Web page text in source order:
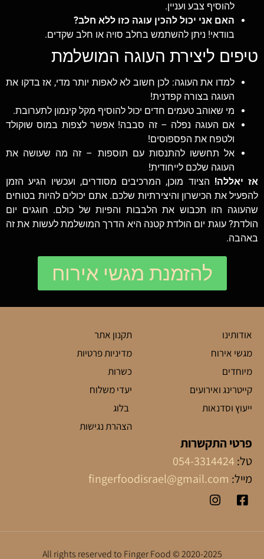
להוסיף צבע ועניין.
האם אני יכול להכין עוגה כזו ללא חלב?
בוודאי! ניתן להשתמש בחלב סויה או חלב שקדים.
טיפים ליצירת העוגה המושלמת
למדו את העוגה: לכן חשוב לא לאפות יותר מדי, אז בדקו את
העוגה בצורה קפדנית!
מי שאוהב טעמים חדים יכול להוסיף מקל קינמון לתערובת.
אם העוגה נפלה – זה סבבה! אפשר לצפות במוס שוקולד
ולטפח את הפספוסים!
אל תחששו להתנסות עם תוספות – זה מה שעושה את
העוגה שלכם לייחודית!
אז יאללה! הציוד מוכן, המרכיבים מסודרים, ועכשיו הגיע הזמן
להפעיל את הכישרון והיצירתיות שלכם. אתם יכולים להיות בטוחים
שהעוגה הזו תכבוש את הלבבות והפיות של כולם. חוגגים יום
הולדת? עוגת יום הולדת קטנה היא הדרך המושלמת לעשות את זה
באהבה.
להזמנת מגשי אירוח
אודותינו
מגשי אירוח
מיוחדים
קייטרינג ואירועים
ייעוץ וסדנאות
תקנון אתר
מדיניות פרטיות
כשרות
יעדי משלוח
בלוג
הצהרת נגישות
פרטי התקשרות
טל: 054-3314424
מייל: fingerfoodisrael@gmail.com
2020-2025 © All rights reserved to Finger Food